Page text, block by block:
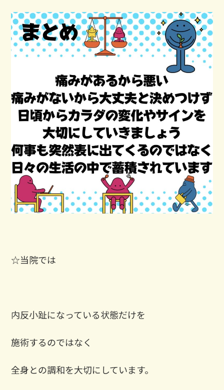
☆当院では
内反小趾になっている状態だけを
施術するのではなく
全身との調和を大切にしています。